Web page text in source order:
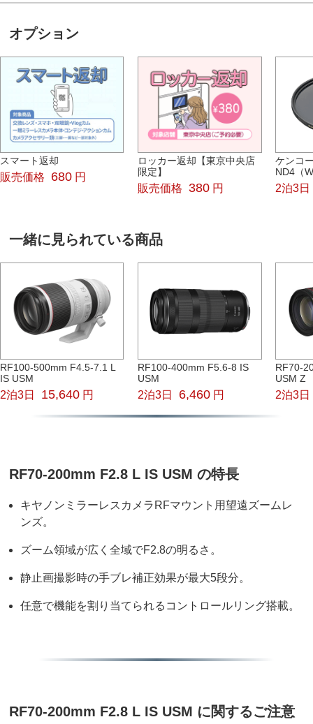
オプション
スマート返却
販売価格 680 円
ロッカー返却【東京中央店
限定】
販売価格 380 円
ケンコ
ND4（
2泊3日
一緒に見られている商品
RF100-500mm F4.5-7.1 L
IS USM
2泊3日 15,640 円
RF100-400mm F5.6-8 IS
USM
2泊3日 6,460 円
RF70-
USM Z
2泊3日
RF70-200mm F2.8 L IS USM の特長
キヤノンミラーレスカメラRFマウント用望遠ズームレ
ンズ。
ズーム領域が広く全域でF2.8の明るさ。
静止画撮影時の手ブレ補正効果が最大5段分。
任意で機能を割り当てられるコントロールリング搭載。
RF70-200mm F2.8 L IS USM に関するご注意